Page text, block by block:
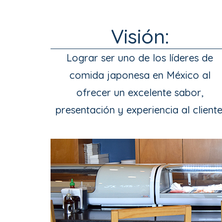
Visión:
Lograr ser uno de los líderes de
comida japonesa en México al
ofrecer un excelente sabor,
presentación y experiencia al